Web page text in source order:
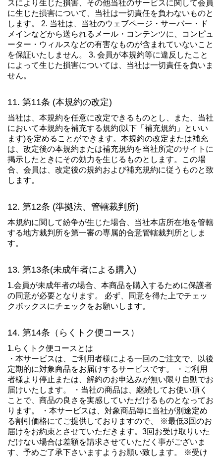
スにより生じた損害、その他当社のサービスに関して会員
に生じた損害について、当社は一切責任を負わないものと
します。 2. 当社は、当社のウェブページ・サーバー・ド
メインなどから送られるメール・コンテンツに、コンピュ
ーター・ウィルスなどの有害なものが含まれていないこと
を保証いたしません。 3. 会員が本規約等に違反したこと
によって生じた損害については、当社は一切責任を負いま
せん。
第11条 (本規約の改定)
当社は、本規約を任意に改定できるものとし、また、当社
において本規約を補充する規約(以下「補充規約」といい
ます)を定めることができます。本規約の改定または補充
は、改定後の本規約または補充規約を当社所定のサイトに
掲示したときにその効力を生じるものとします。この場
合、会員は、改定後の規約および補充規約に従うものと致
します。
第12条 (準拠法、管轄裁判所)
本規約に関して紛争が生じた場合、当社本店所在地を管轄
する地方裁判所を第一審の専属的合意管轄裁判所としま
す。
第13条(未成年者による購入)
1.会員が未成年者の場合、本商品を購入するために保護者
の同意が必要となります。 必ず、同意を得た上でチェッ
クボックスにチェックをお願いします。
第14条（らくトク便コース）
1.らくトク便コースとは
・本サービスは、ご利用者様による一回のご注文で、以後
定期的に対象商品をお届けするサービスです。 ・ご利用
者様より停止または、解約のお申込みが無い限り自動でお
届けいたします。 ・当社の商品は、継続してお使い頂く
ことで、商品の良さを実感していただけるものとなってお
ります。 ・本サービスは、対象商品毎に当社が別途定め
る割引価格にてご提供しておりますので、 ※最低3回のお
届けをお約束とさせていただきます。3回お受け取りいた
だけない場合は差額を請求させていただく事がございま
す、予めご了承下さいますようお願い致します。 ※受け